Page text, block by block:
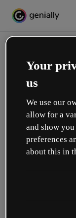
Your
us
We use our
allow for a
and show
preferences
about this in